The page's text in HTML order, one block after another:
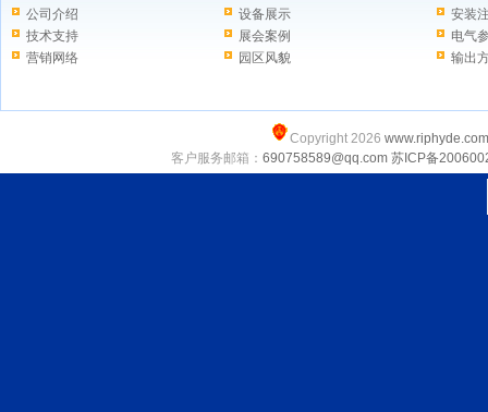
公司介绍
技术支持
营销网络
设备展示
展会案例
园区风貌
安装
电气
输出
Copyright 2026 www.riphyde.com
客户服务邮箱： 690758589@qq.com 苏ICP备